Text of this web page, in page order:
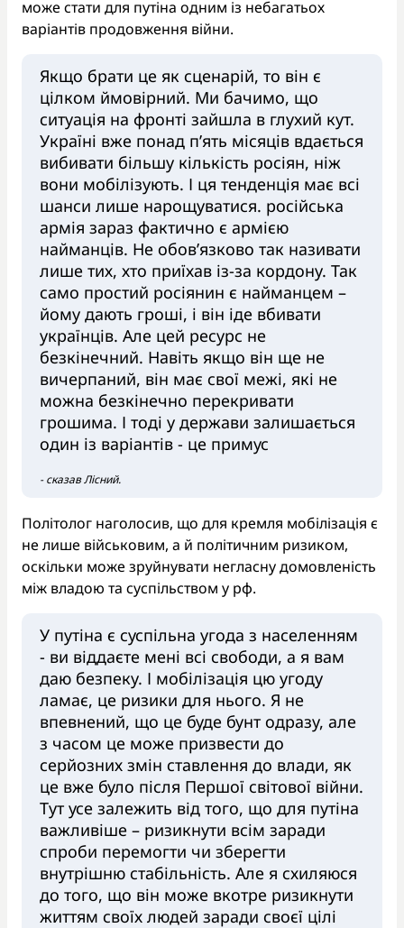
може стати для путіна одним із небагатьох
варіантів продовження війни.
Якщо брати це як сценарій, то він є
цілком ймовірний. Ми бачимо, що
ситуація на фронті зайшла в глухий кут.
Україні вже понад п’ять місяців вдається
вибивати більшу кількість росіян, ніж
вони мобілізують. І ця тенденція має всі
шанси лише нарощуватися. російська
армія зараз фактично є армією
найманців. Не обов’язково так називати
лише тих, хто приїхав із-за кордону. Так
само простий росіянин є найманцем –
йому дають гроші, і він іде вбивати
українців. Але цей ресурс не
безкінечний. Навіть якщо він ще не
вичерпаний, він має свої межі, які не
можна безкінечно перекривати
грошима. І тоді у держави залишається
один із варіантів - це примус
- сказав Лісний.
Політолог наголосив, що для кремля мобілізація є
не лише військовим, а й політичним ризиком,
оскільки може зруйнувати негласну домовленість
між владою та суспільством у рф.
У путіна є суспільна угода з населенням
- ви віддаєте мені всі свободи, а я вам
даю безпеку. І мобілізація цю угоду
ламає, це ризики для нього. Я не
впевнений, що це буде бунт одразу, але
з часом це може призвести до
серйозних змін ставлення до влади, як
це вже було після Першої світової війни.
Тут усе залежить від того, що для путіна
важливіше – ризикнути всім заради
спроби перемогти чи зберегти
внутрішню стабільність. Але я схиляюся
до того, що він може вкотре ризикнути
життям своїх людей заради своєї цілі